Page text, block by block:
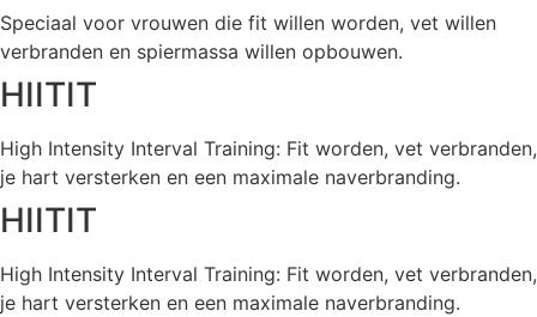
Speciaal voor vrouwen die fit willen worden, vet willen
verbranden en spiermassa willen opbouwen.
HIITIT
High Intensity Interval Training: Fit worden, vet verbranden,
je hart versterken en een maximale naverbranding.
HIITIT
High Intensity Interval Training: Fit worden, vet verbranden,
je hart versterken en een maximale naverbranding.